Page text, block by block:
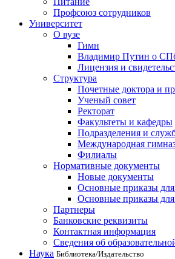
Профсоюз сотрудников
Университет
О вузе
Гимн
Владимир Путин о
Лицензия и
Структура
Почетные доктора и
Ученый совет
Ректорат
Факультеты и кафедры
Подразделения и
Международная
Филиалы
Нормативные документы
Новые документы
Основные приказы для
Основные приказы для
Партнеры
Банковские реквизиты
Контактная информация
Сведения об
Наука Библиотека/Издательство